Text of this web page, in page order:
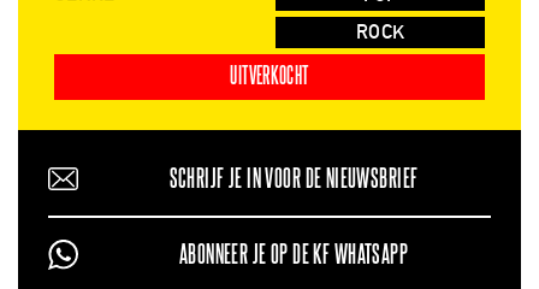
ROCK
UITVERKOCHT
SCHRIJF JE IN VOOR DE NIEUWSBRIEF
ABONNEER JE OP DE KF WHATSAPP